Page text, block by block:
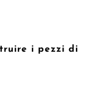
i pezzi di